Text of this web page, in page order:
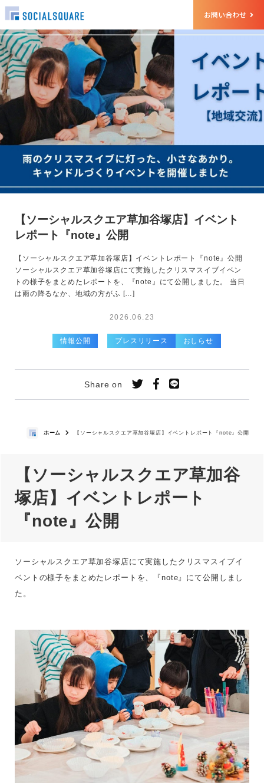
お問い合わせ
【ソーシャルスクエア草加谷塚店】イベント
レポート『note』公開
【ソーシャルスクエア草加谷塚店】イベントレポート『note』公開
ソーシャルスクエア草加谷塚店にて実施したクリスマスイブイベン
トの様子をまとめたレポートを、『note』にて公開しました。 当日
は雨の降るなか、地域の方がふ […]
2026.06.23
情報公開 プレスリリース おしらせ
Share on
ホーム 【ソーシャルスクエア草加谷塚店】イベントレポート『note』公開
【ソーシャルスクエア草加谷
塚店】イベントレポート
『note』公開
ソーシャルスクエア草加谷塚店にて実施したクリスマスイブイ
ベントの様子をまとめたレポートを、『note』にて公開しまし
た。